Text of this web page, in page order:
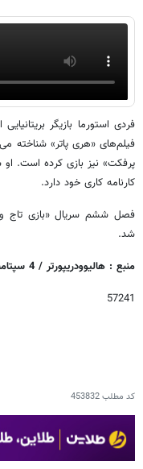
فردی استورما بازیگر
فیلم‌های «هری پاتر» شناخته
پرفکت» نیز بازی کرده است. او
کارنامه کاری خود دارد.
شد.
منبع : هالیوودریپورتر / 4 سپتامبر
57241
کد مطلب453832